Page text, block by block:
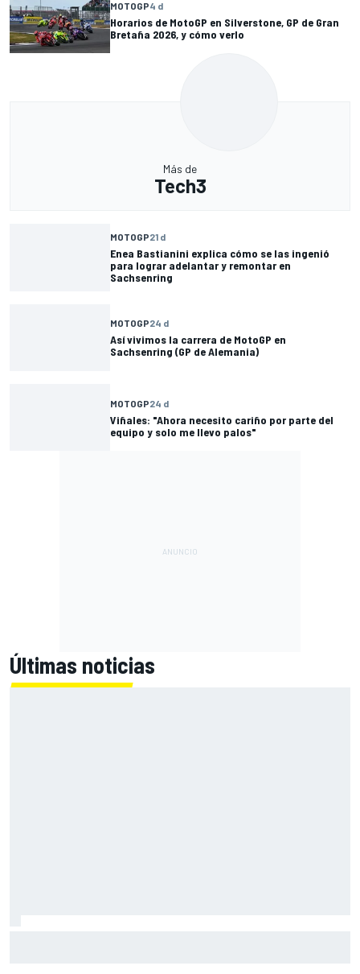
MOTOGP4 d
Horarios de MotoGP en Silverstone, GP de Gran
Bretaña 2026, y cómo verlo
Más de
Tech3
MOTOGP21 d
Enea Bastianini explica cómo se las ingenió
para lograr adelantar y remontar en
Sachsenring
MOTOGP24 d
Así vivimos la carrera de MotoGP en
Sachsenring (GP de Alemania)
MOTOGP24 d
Viñales: "Ahora necesito cariño por parte del
equipo y solo me llevo palos"
Últimas noticias